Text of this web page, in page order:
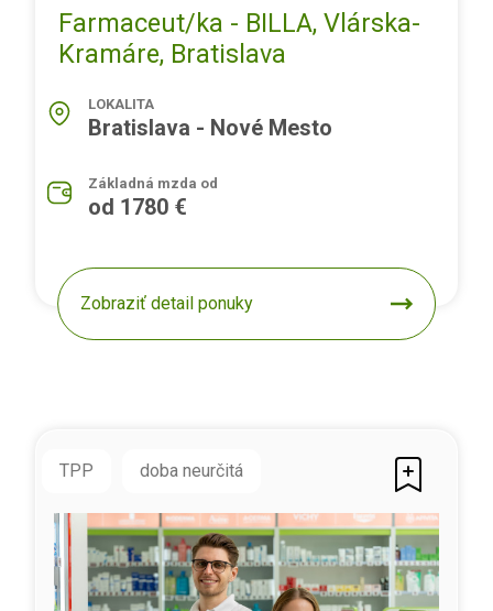
Farmaceut/ka - BILLA, Vlárska-
Kramáre, Bratislava
LOKALITA
Bratislava - Nové Mesto
Základná mzda od
od 1780 €
Zobraziť detail ponuky
TPP doba neurčitá